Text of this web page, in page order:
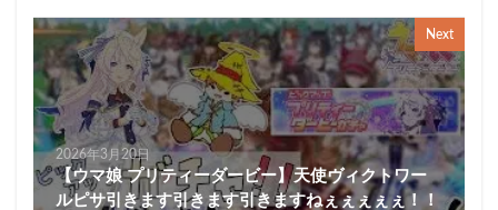
Next
2026年3月20日
【ウマ娘 プリティーダービー】天使ヴィクトワー
ルピサ引きます引きます引きますねぇぇぇぇぇ！！